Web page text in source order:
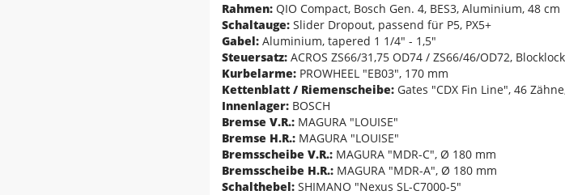
Rahmen: QIO Compact, Bosch Gen. 4, BES3, Aluminium, 48 cm
Schaltauge: Slider Dropout, passend für P5, PX5+
Gabel: Aluminium, tapered 1 1/4" - 1,5"
Steuersatz: ACROS ZS66/31,75 OD74 / ZS66/46/OD72, Blocklock
Kurbelarme: PROWHEEL "EB03", 170 mm
Kettenblatt / Riemenscheibe: Gates "CDX Fin Line", 46
Innenlager: BOSCH
Bremse V.R.: MAGURA "LOUISE"
Bremse H.R.: MAGURA "LOUISE"
Bremsscheibe V.R.: MAGURA "MDR-C", Ø 180 mm
Bremsscheibe H.R.: MAGURA "MDR-A", Ø 180 mm
Schalthebel: SHIMANO "Nexus SL-C7000-5"